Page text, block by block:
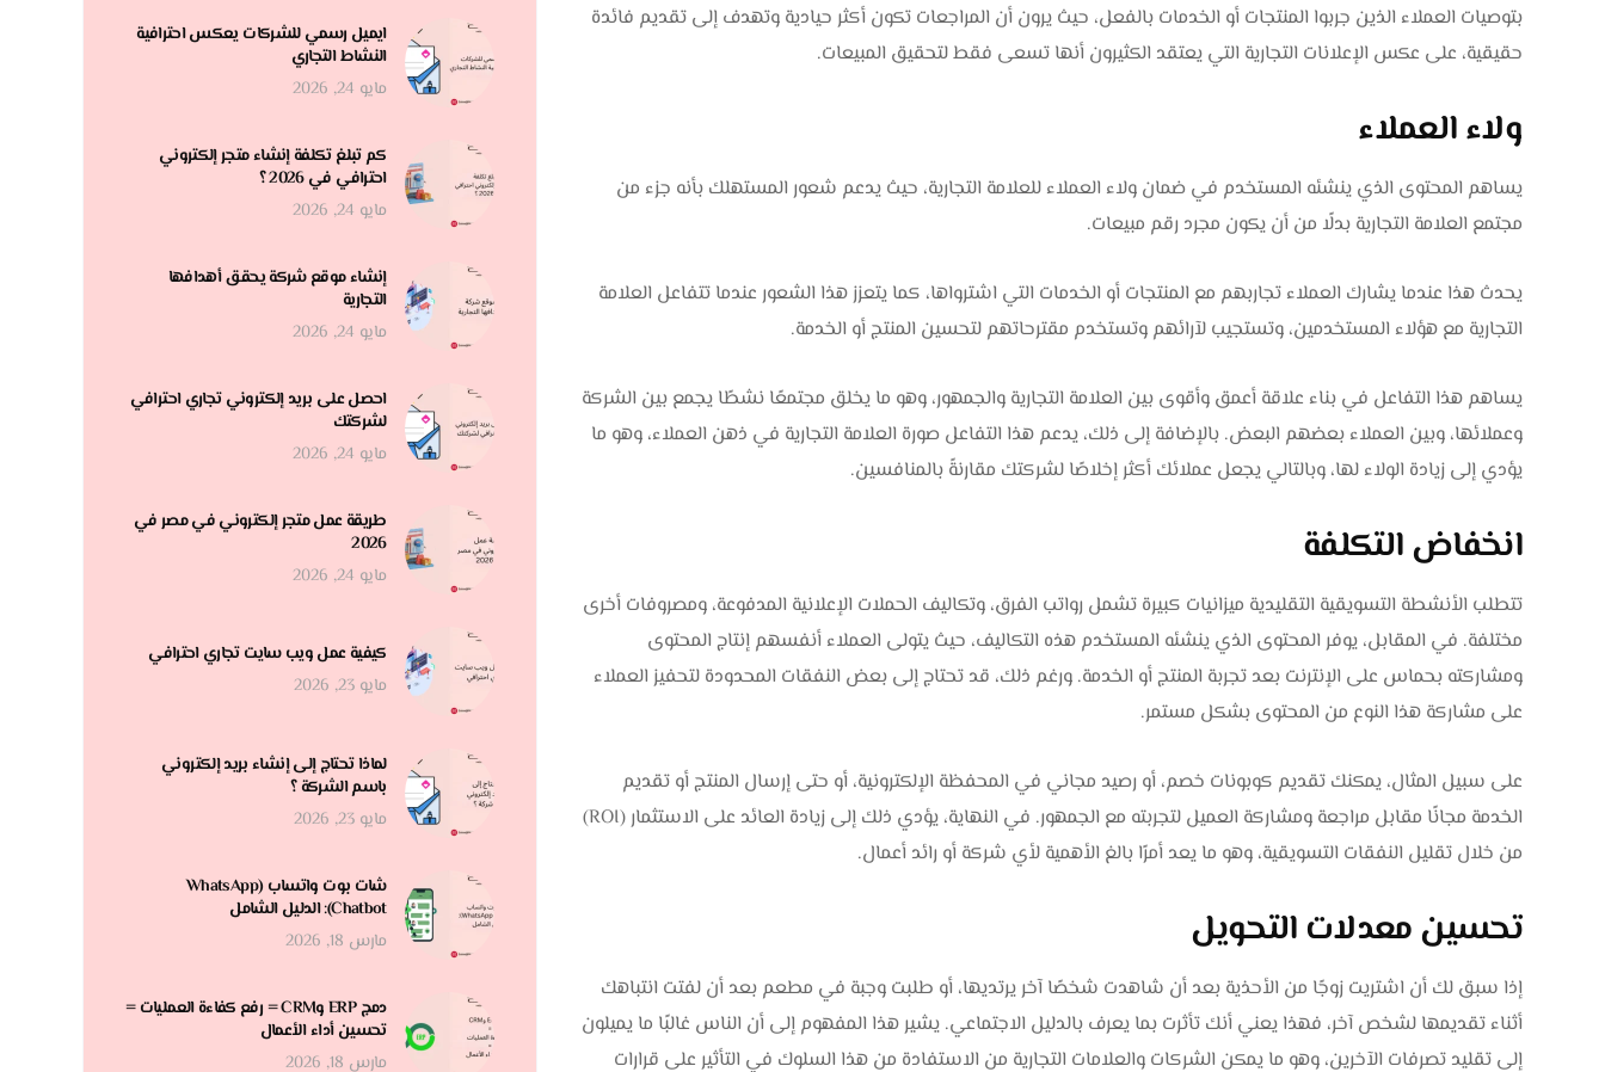
بتوصيات العملاء الذين جربوا المنتجات أو الخدمات بالفعل، حيث يرون أن المراجعات تكون أكثر حيادية وتهدف إلى تقديم فائدة
حقيقية، على عكس الإعلانات التجارية التي يعتقد الكثيرون أنها تسعى فقط لتحقيق المبيعات.
ولاء العملاء
يساهم المحتوى الذي ينشئه المستخدم في ضمان ولاء العملاء للعلامة التجارية، حيث يدعم شعور المستهلك بأنه جزء من
مجتمع العلامة التجارية بدلًا من أن يكون مجرد رقم مبيعات.
يحدث هذا عندما يشارك العملاء تجاربهم مع المنتجات أو الخدمات التي اشترواها، كما يتعزز هذا الشعور عندما تتفاعل العلامة
التجارية مع هؤلاء المستخدمين، وتستجيب لآرائهم وتستخدم مقترحاتهم لتحسين المنتج أو الخدمة.
يساهم هذا التفاعل في بناء علاقة أعمق وأقوى بين العلامة التجارية والجمهور، وهو ما يخلق مجتمعًا نشطًا يجمع بين الشركة
وعملائها، وبين العملاء بعضهم البعض. بالإضافة إلى ذلك، يدعم هذا التفاعل صورة العلامة التجارية في ذهن العملاء، وهو ما
يؤدي إلى زيادة الولاء لها، وبالتالي يجعل عملائك أكثر إخلاصًا لشركتك مقارنةً بالمنافسين.
انخفاض التكلفة
تتطلب الأنشطة التسويقية التقليدية ميزانيات كبيرة تشمل رواتب الفرق، وتكاليف الحملات الإعلانية المدفوعة، ومصروفات أخرى
مختلفة. في المقابل، يوفر المحتوى الذي ينشئه المستخدم هذه التكاليف، حيث يتولى العملاء أنفسهم إنتاج المحتوى
ومشاركته بحماس على الإنترنت بعد تجربة المنتج أو الخدمة. ورغم ذلك، قد تحتاج إلى بعض النفقات المحدودة لتحفيز العملاء
على مشاركة هذا النوع من المحتوى بشكل مستمر.
على سبيل المثال، يمكنك تقديم كوبونات خصم، أو رصيد مجاني في المحفظة الإلكترونية، أو حتى إرسال المنتج أو تقديم
الخدمة مجانًا مقابل مراجعة ومشاركة العميل لتجربته مع الجمهور. في النهاية، يؤدي ذلك إلى زيادة العائد على الاستثمار (ROI)
من خلال تقليل النفقات التسويقية، وهو ما يعد أمرًا بالغ الأهمية لأي شركة أو رائد أعمال.
تحسين معدلات التحويل
إذا سبق لك أن اشتريت زوجًا من الأحذية بعد أن شاهدت شخصًا آخر يرتديها، أو طلبت وجبة في مطعم بعد أن لفتت انتباهك
أثناء تقديمها لشخص آخر، فهذا يعني أنك تأثرت بما يعرف بالدليل الاجتماعي. يشير هذا المفهوم إلى أن الناس غالبًا ما يميلون
إلى تقليد تصرفات الآخرين، وهو ما يمكن الشركات والعلامات التجارية من الاستفادة من هذا السلوك في التأثير على قرارات
ايميل رسمي للشركات يعكس احترافية
النشاط التجاري
مايو 24, 2026
كم تبلغ تكلفة إنشاء متجر إلكتروني
احترافي في 2026 ؟
مايو 24, 2026
إنشاء موقع شركة يحقق أهدافها
التجارية
مايو 24, 2026
احصل على بريد إلكتروني تجاري احترافي
لشركتك
مايو 24, 2026
طريقة عمل متجر إلكتروني في مصر في
2026
مايو 24, 2026
كيفية عمل ويب سايت تجاري احترافي
مايو 23, 2026
لماذا تحتاج إلى إنشاء بريد إلكتروني
باسم الشركة ؟
مايو 23, 2026
شات بوت واتساب (WhatsApp
Chatbot): الدليل الشامل
مارس 18, 2026
دمج ERP وCRM = رفع كفاءة العمليات =
تحسين أداء الأعمال
مارس 18, 2026